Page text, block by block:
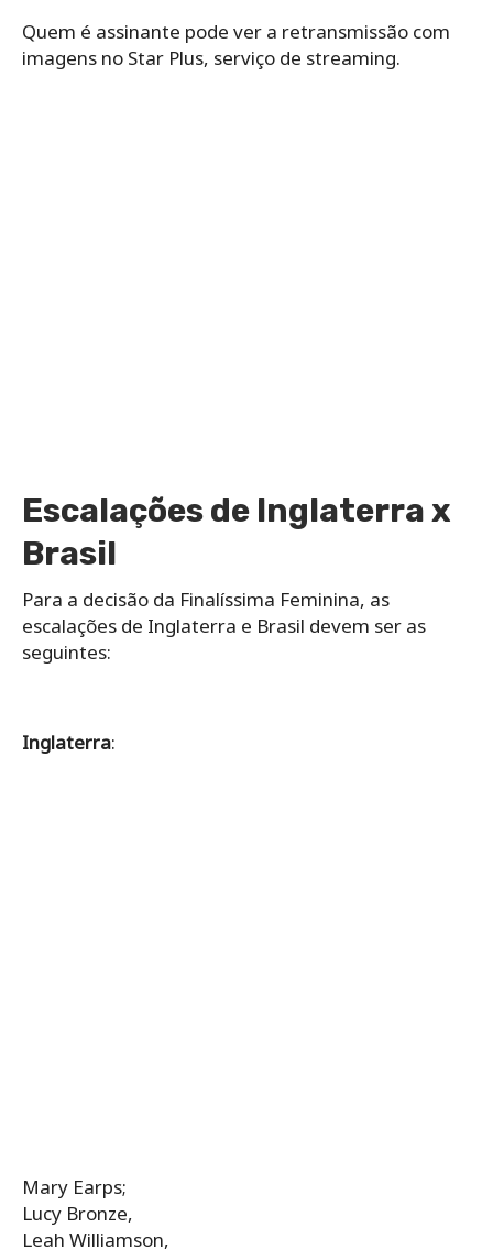
Quem é assinante pode ver a retransmissão com
imagens no Star Plus, serviço de streaming.
Escalações de Inglaterra x
Brasil
Para a decisão da Finalíssima Feminina, as
escalações de Inglaterra e Brasil devem ser as
seguintes:
Inglaterra:
Mary Earps;
Lucy Bronze,
Leah Williamson,